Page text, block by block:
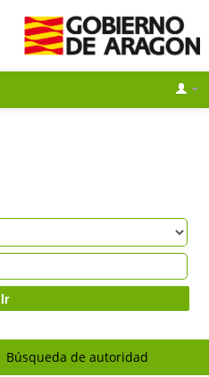
Ir
Búsqueda de autoridad